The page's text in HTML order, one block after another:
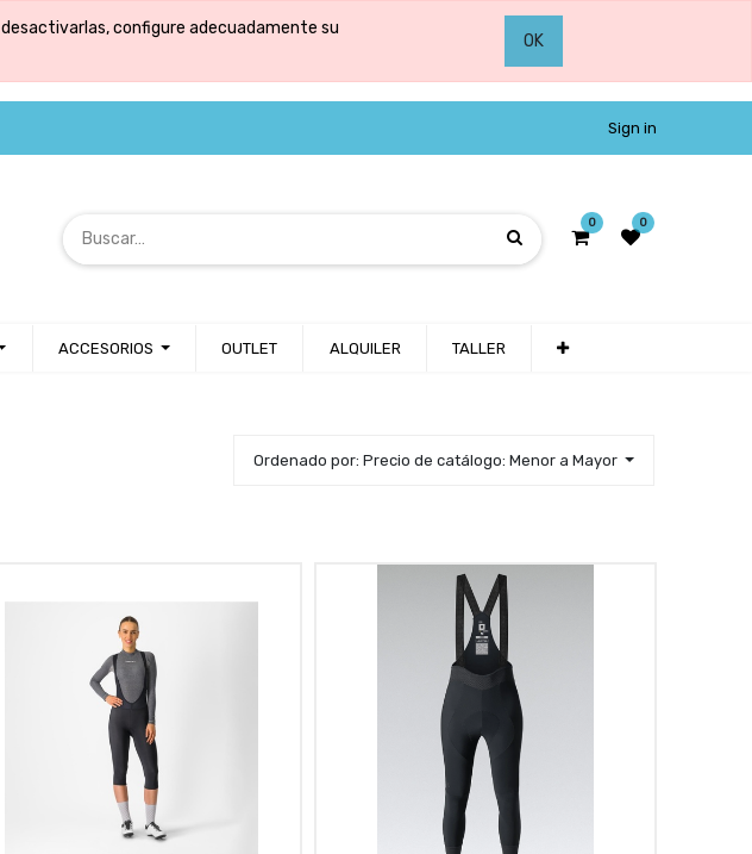
configure adecuadamente su
OK
Sign in
0 0
ACCESORIOS OUTLET ALQUILER TALLER
Ordenado por: Precio de catálogo: Menor a Mayor